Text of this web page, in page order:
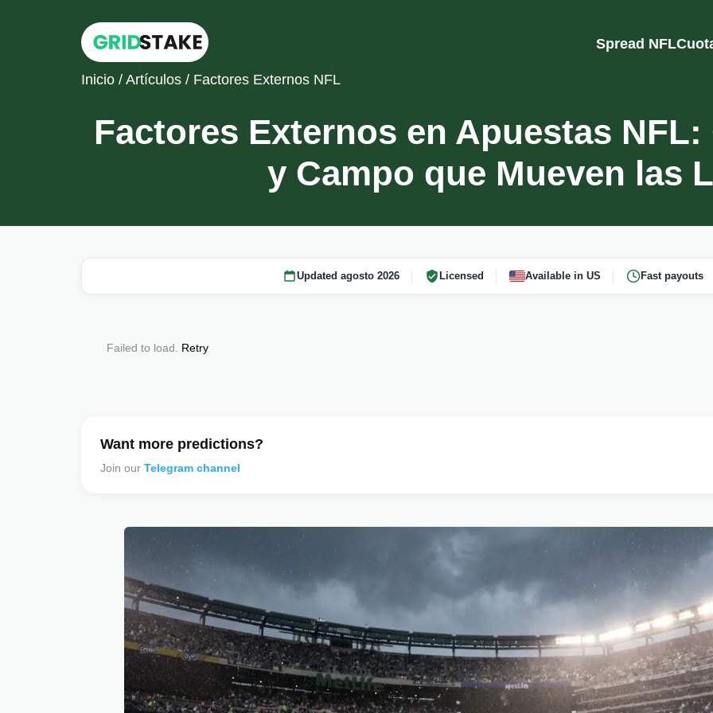
Spread NFL
Inicio / Artículos / Factores Externos NFL
Factores Externos en Apuestas
y Campo que Mueven las
Updated agosto 2026 Licensed Available in US Fast payouts
Failed to load. Retry
Want more predictions?
Join our Telegram channel